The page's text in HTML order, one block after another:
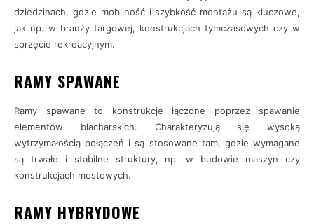
dziedzinach, gdzie mobilność i szybkość montażu są kluczowe,
jak np. w branży targowej, konstrukcjach tymczasowych czy w
sprzęcie rekreacyjnym.
RAMY SPAWANE
Ramy spawane to konstrukcje łączone poprzez spawanie
elementów blacharskich. Charakteryzują się wysoką
wytrzymałością połączeń i są stosowane tam, gdzie wymagane
są trwałe i stabilne struktury, np. w budowie maszyn czy
konstrukcjach mostowych.
RAMY HYBRYDOWE